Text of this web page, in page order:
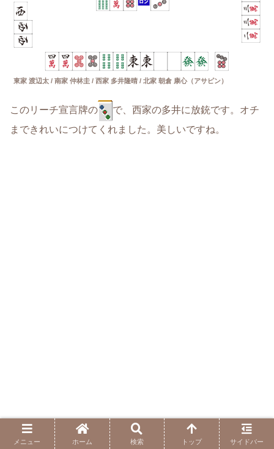
東家 渡辺太 / 南家 仲林圭 / 西家 多井隆晴 / 北家 朝倉 康心（アサピン）
このリーチ宣言牌の
で、西家の多井に放銃です。オチ
まできれいにつけてくれました。美しいですね。
メニュー ホーム 検索 トップ サイドバー